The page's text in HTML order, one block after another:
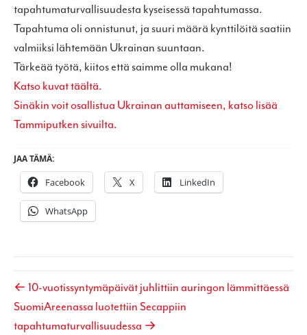
tapahtumaturvallisuudesta kyseisessä tapahtumassa.
Tapahtuma oli onnistunut, ja suuri määrä kynttilöitä saatiin
valmiiksi lähtemään Ukrainan suuntaan.
Tärkeää työtä, kiitos että saimme olla mukana!
Katso kuvat täältä.
Sinäkin voit osallistua Ukrainan auttamiseen, katso lisää
Tammiputken sivuilta.
JAA TÄMÄ:
Facebook X LinkedIn
WhatsApp
← 10-vuotissyntymäpäivät juhlittiin auringon lämmittäessä
SuomiAreenassa luotettiin Secappiin
tapahtumaturvallisuudessa →